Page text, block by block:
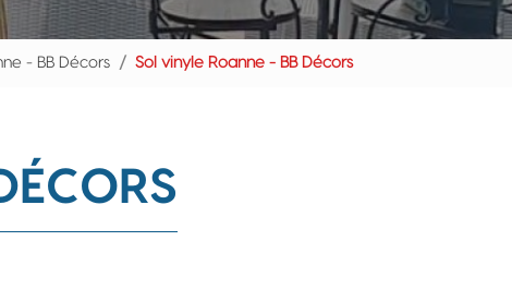
- BB Décors Sol vinyle Roanne - BB Décors